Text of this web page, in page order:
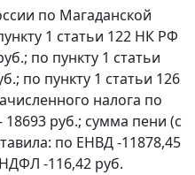
по Магаданской
1 статьи 122 НК РФ
по пункту 1 статьи
по пункту 1 статьи 126
налога по
руб.; сумма пени (с
по ЕНВД -11878,45
-116,42 руб.